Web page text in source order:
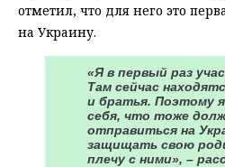
отметил, что для него это
на Украину.
«Я в первый раз
Там сейчас
и братья. Поэтому
себя, что тоже
отправиться на
защищать свою
плечу с ними», –